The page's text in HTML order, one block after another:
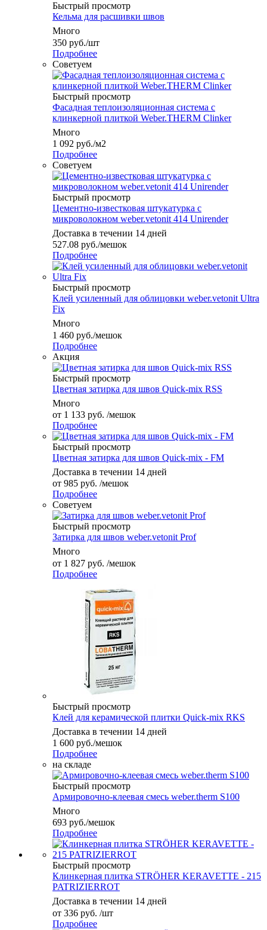
Быстрый просмотр
Кельма для расшивки швов
Много
350 руб./шт
Подробнее
Советуем
Быстрый просмотр
Фасадная теплоизоляционная система с
клинкерной плиткой Weber.THERM Clinker
Много
1 092 руб./м2
Подробнее
Советуем
Быстрый просмотр
Цементно-известковая штукатурка с
микроволокном weber.vetonit 414 Unirender
Доставка в течении 14 дней
527.08 руб./мешок
Подробнее
Быстрый просмотр
Клей усиленный для облицовки weber.vetonit Ultra
Fix
Много
1 460 руб./мешок
Подробнее
Акция
Быстрый просмотр
Цветная затирка для швов Quick-mix RSS
Много
от 1 133 руб. /мешок
Подробнее
Быстрый просмотр
Цветная затирка для швов Quick-mix - FM
Доставка в течении 14 дней
от 985 руб. /мешок
Подробнее
Советуем
Быстрый просмотр
Затирка для швов weber.vetonit Prof
Много
от 1 827 руб. /мешок
Подробнее
Быстрый просмотр
Клей для керамической плитки Quick-mix RKS
Доставка в течении 14 дней
1 600 руб./мешок
Подробнее
на складе
Быстрый просмотр
Армировочно-клеевая смесь weber.therm S100
Много
693 руб./мешок
Подробнее
Быстрый просмотр
Клинкерная плитка STRÖHER KERAVETTE - 215
PATRIZIERROT
Доставка в течении 14 дней
от 336 руб. /шт
Подробнее